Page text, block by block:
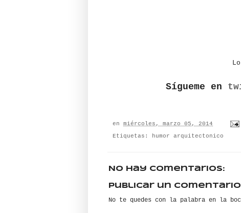
Sígueme en
en miércoles, marzo 05, 2014
Etiquetas:
humor arquitectonico
No hay comentarios:
Publicar un comentario
No te quedes con la palabra en la